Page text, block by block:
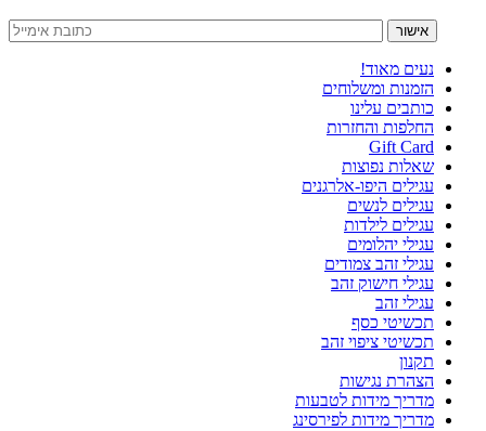
נעים מאוד!
הזמנות ומשלוחים
כותבים עלינו
החלפות והחזרות
Gift Card
שאלות נפוצות
עגילים היפו-אלרגנים
עגילים לנשים
עגילים לילדות
עגילי יהלומים
עגילי זהב צמודים
עגילי חישוק זהב
עגילי זהב
תכשיטי כסף
תכשיטי ציפוי זהב
תקנון
הצהרת נגישות
מדריך מידות לטבעות
מדריך מידות לפירסינג